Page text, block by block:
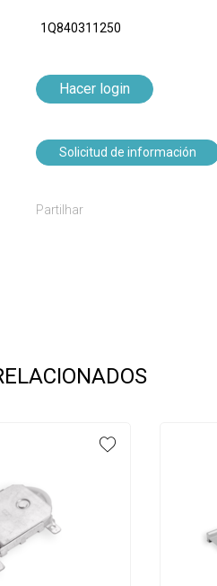
1Q840311250
Hacer login
Solicitud de información
Partilhar